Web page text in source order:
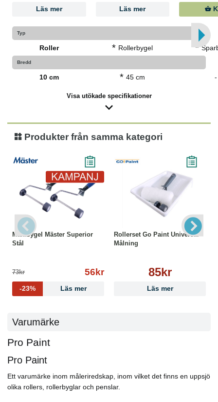
Läs mer Läs mer
Typ
Roller * Rollerbygel *
Bredd
10 cm * 45 cm -
Visa utökade specifikationer
Produkter från samma kategori
Maxibygel Mäster Superior
Stål
73kr 56kr
-23% Läs mer
Rollerset Go Paint Universal
Målning
85kr
Läs mer
Varumärke
Pro Paint
Pro Paint
Ett varumärke inom måleriredskap, inom vilket det finns en uppsjö
olika rollers, rollerbyglar och penslar.